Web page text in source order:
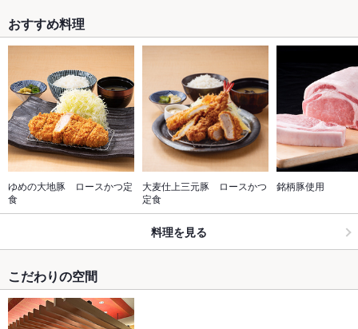
おすすめ料理
ゆめの大地豚　ロースかつ定
食
大麦仕上三元豚　ロースかつ
定食
銘柄豚使用
料理を見る
こだわりの空間